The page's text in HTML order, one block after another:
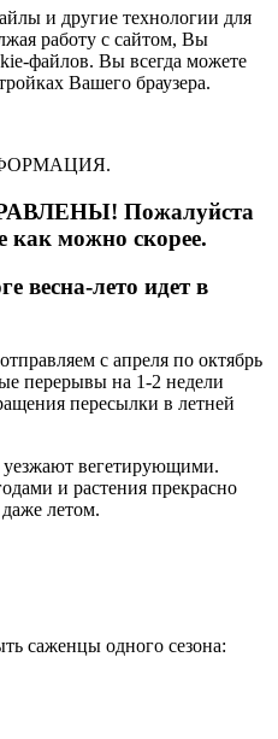
и другие технологии для
работу с сайтом, Вы
файлов. Вы всегда можете
Вашего браузера.
Пожалуйста
как можно скорее.
весна-лето идет в
с апреля по октябрь
перерывы на 1-2 недели
пересылки в летней
уезжают вегетирующими.
и растения прекрасно
летом.
саженцы одного сезона: